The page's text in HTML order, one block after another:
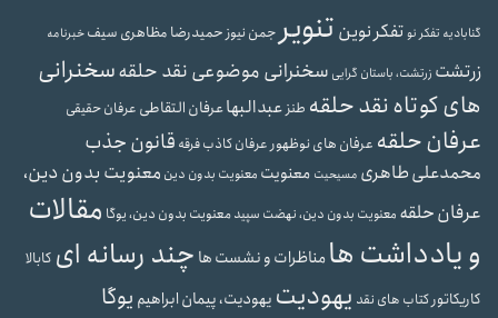
گنابادیه تفکر نوتفکر نوین تنویرجمن نیوزحمیدرضا مظاهری سیفخبرنامه
زرتشت زرتشت، باستان گرایی سخنرانی موضوعی نقد حلقهسخنرانی
های کوتاه نقد حلقه طنزعبدالبهاعرفان التقاطی عرفان حقیقی
عرفان حلقه عرفان های نوظهورعرفان کاذبفرقه قانون جذب
محمدعلی طاهری مسیحیت معنویت معنویت بدون دین معنویت بدون دین،
عرفان حلقه معنویت بدون دین، نهضت سپیدمعنویت بدون دین، یوگا مقالات
و یادداشت هامناظرات و نشست ها چند رسانه ای کابالا
کاریکاتورکتاب های نقد یهودیت یهودیت، پیمان ابراهیم یوگا